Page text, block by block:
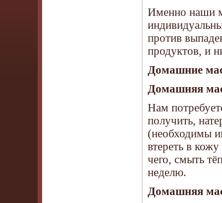
Именно наши
против
продуктов, и
Домашние
Домашняя
Нам
получить,
(необходимы
втереть в
чего, смыть
неделю.
Домашняя